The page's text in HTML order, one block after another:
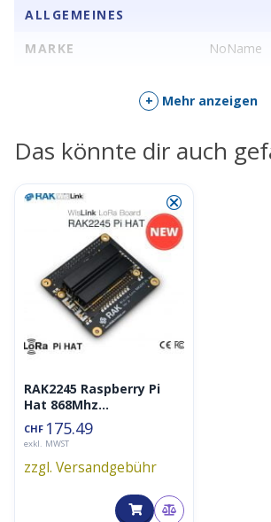
ALLGEMEINES
MARKE
NoName
+ Mehr anzeigen
Das könnte dir auch
⮿
RAK2245 Raspberry Pi
Hat 868Mhz
Concentrator WisLink-
LoRaWan 8Channel
Gateway TTN
Compatible
CHF 175.49
exkl. MWST
zzgl. Versandgebühr